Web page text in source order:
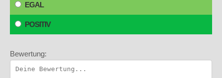
EGAL
POSITIV
Bewertung: